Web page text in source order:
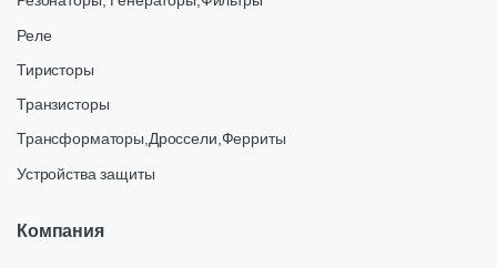
Реле
Тиристоры
Транзисторы
Трансформаторы,Дроссели,Ферриты
Устройства защиты
Компания